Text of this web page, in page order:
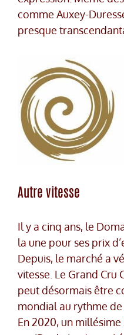
comme Auxey-
presque
Autre vitesse
Il y a cinq ans, le
la une pour ses prix
Depuis, le marché a
vitesse. Le Grand
peut désormais être
mondial au rythme de
En 2020, un